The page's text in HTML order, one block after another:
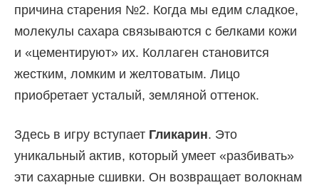
причина старения №2. Когда мы едим сладкое,
молекулы сахара связываются с белками кожи
и «цементируют» их. Коллаген становится
жестким, ломким и желтоватым. Лицо
приобретает усталый, земляной оттенок.
Здесь в игру вступает Гликарин. Это
уникальный актив, который умеет «разбивать»
эти сахарные сшивки. Он возвращает волокнам